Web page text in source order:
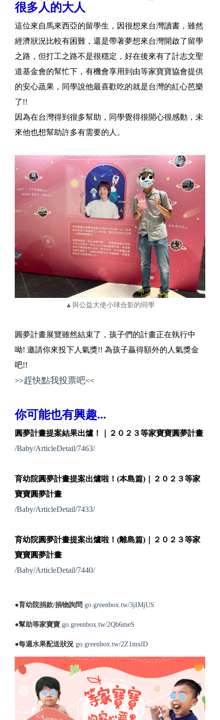
很多人的大人
這位來自馬來西亞的留學生，因很想來台灣讀書，雖然
經濟狀況比較有困難，還是帶著夢想來台灣開啟了留學
之路，但打工之路不是很穩定，好在後來有了計志文聖
道基金會的幫忙下，有機會享用到由等家寶寶協會提供
的安心蔬果，同學說他最喜歡吃的就是台灣的紅心芭樂
了!!
因為在台灣得到很多幫助，同學覺得很開心很感動，未
來他也想幫助許多有需要的人。
▲與公益大使小球合影的同學
圓夢計畫展覽雖然結束了，孩子們的計畫正在執行中
呦! 邀請你來投下人氣獎!! 為孩子贏得額外的人氣獎金
吧!!
>>趕快點我投票吧<<
你可能也有興趣...
圓夢計畫提案結果出爐！｜２０２３等家寶寶圓夢計畫
/Baby/ArticleDetail/7463/
育幼院圓夢計畫提案出爐啦！(本島篇)｜２０２３等家
寶寶圓夢計畫
/Baby/ArticleDetail/7433/
育幼院圓夢計畫提案出爐啦！(離島篇)｜２０２３等家
寶寶圓夢計畫
/Baby/ArticleDetail/7440/
●育幼院捐款/捐物詢問 go.greenbox.tw/3jIMjUS
●幫助等家寶寶 go.greenbox.tw/2Qb6meS
●每週水果配送狀況 go.greenbox.tw/2Z1mxlD